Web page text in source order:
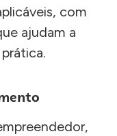
com
ajudam a